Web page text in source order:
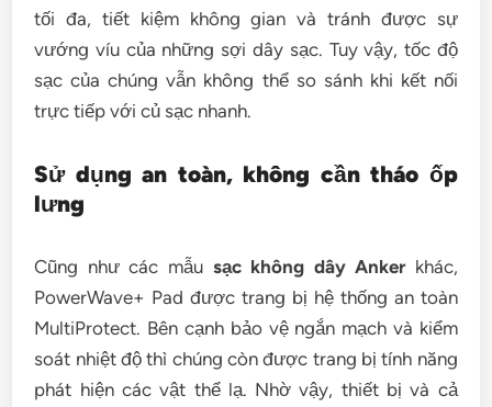
tối đa, tiết kiệm không gian và tránh được sự
vướng víu của những sợi dây sạc. Tuy vậy, tốc độ
sạc của chúng vẫn không thể so sánh khi kết nối
trực tiếp với củ sạc nhanh.
Sử dụng an toàn, không cần tháo ốp
lưng
Cũng như các mẫu sạc không dây Ankerkhác,
PowerWave+ Pad được trang bị hệ thống an toàn
MultiProtect. Bên cạnh bảo vệ ngắn mạch và kiểm
soát nhiệt độ thì chúng còn được trang bị tính năng
phát hiện các vật thể lạ. Nhờ vậy, thiết bị và cả